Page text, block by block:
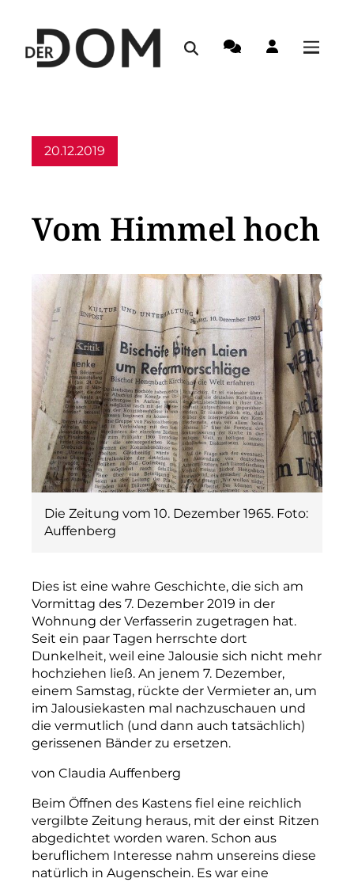
20.12.2019
Vom Himmel hoch
Die Zeitung vom 10. Dezember 1965. Foto:
Auffenberg
Dies ist eine wahre Geschichte, die sich am
Vormittag des 7. Dezember 2019 in der
Wohnung der Verfasserin zugetragen hat.
Seit ein paar Tagen herrschte dort
Dunkelheit, weil eine Jalousie sich nicht mehr
hochziehen ließ. An jenem 7. Dezember,
einem Samstag, rückte der Vermieter an, um
im Jalousiekasten mal nachzuschauen und
die vermutlich (und dann auch tatsächlich)
gerissenen Bänder zu ersetzen.
von Claudia Auffenberg
Beim Öffnen des Kastens fiel eine reichlich
vergilbte Zeitung heraus, mit der einst Ritzen
abgedichtet worden waren. Schon aus
beruflichem Interesse nahm unsereins diese
natürlich in Augenschein. Es war eine